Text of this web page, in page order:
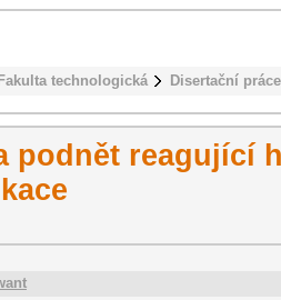
Fakulta technologická Disertační práce
podnět reagující